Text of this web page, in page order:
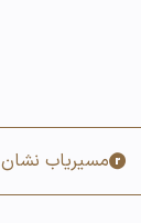
مسیریاب نشان